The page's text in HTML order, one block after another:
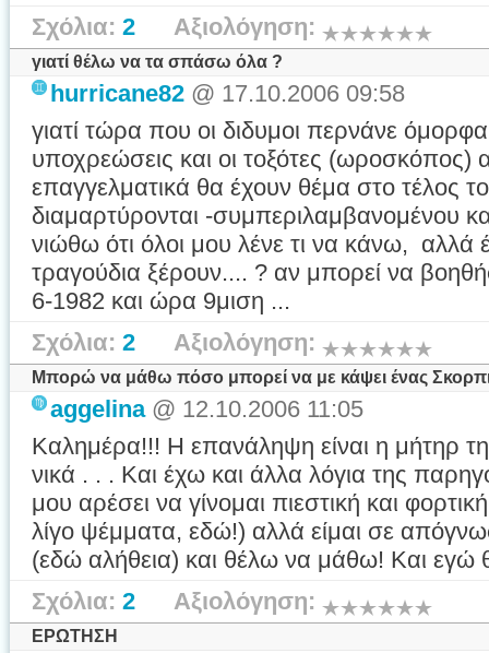
Σχόλια: 2 Αξιολόγηση:
γιατί θέλω να τα σπάσω όλα ?
hurricane82 @ 17.10.2006 09:58
γιατί τώρα που οι διδυμοι περνάνε
υποχρεώσεις και οι τοξότες (ωροσκόπος)
επαγγελματικά θα έχουν θέμα στο τέλος
διαμαρτύρονται -συμπεριλαμβανομένου
νιώθω ότι όλοι μου λένε τι να κάνω,
τραγούδια ξέρουν.... ? αν μπορεί να
6-1982 και ώρα 9μιση ...
Σχόλια: 2 Αξιολόγηση:
Μπορώ να μάθω πόσο μπορεί να με κάψει ένας
aggelina@ 12.10.2006 11:05
Καλημέρα!!! Η επανάληψη είναι η μήτηρ
νικά . . . Και έχω και άλλα λόγια της
μου αρέσει να γίνομαι πιεστική και
λίγο ψέμματα, εδώ!) αλλά είμαι σε
(εδώ αλήθεια) και θέλω να μάθω! Και
Σχόλια: 2 Αξιολόγηση:
ΕΡΩΤΗΣΗ